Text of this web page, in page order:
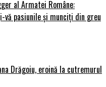
al Armatei Române:
vă pasiunile și munciți din greu
Drăgoiu, eroină la cutremurul